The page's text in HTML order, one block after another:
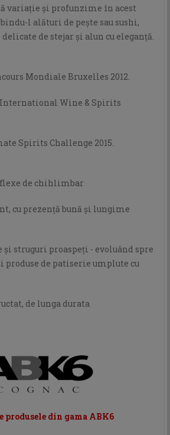
variație și profunzime în acest
l alături de pește sau sushi,
de stejar și alun cu eleganță.
Mondiale Bruxelles 2012.
Wine & Spirits
Spirits Challenge 2015.
de chihlimbar
cu prezență bună și lungime
și struguri proaspeți - evoluând spre
produse de patiserie umplute cu
de lunga durata
produsele din gama ABK6